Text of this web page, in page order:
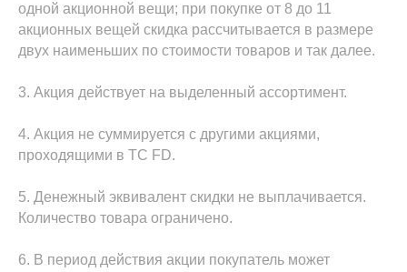
одной акционной вещи; при покупке от 8 до 11
акционных вещей скидка рассчитывается в размере
двух наименьших по стоимости товаров и так далее.
3. Акция действует на выделенный ассортимент.
4. Акция не суммируется с другими акциями,
проходящими в ТС FD.
5. Денежный эквивалент скидки не выплачивается.
Количество товара ограничено.
6. В период действия акции покупатель может